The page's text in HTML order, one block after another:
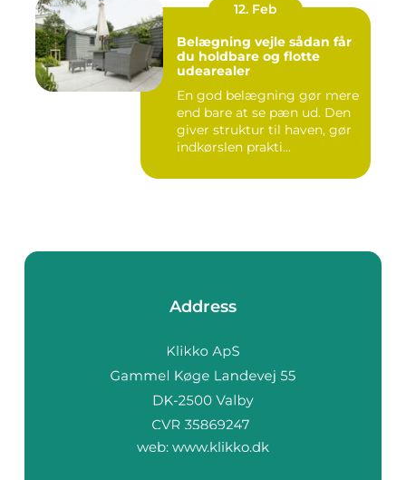
12. Feb
Belægning vejle sådan får
du holdbare og flotte
udearealer
En god belægning gør mere
end bare at se pæn ud. Den
giver struktur til haven, gør
indkørslen prakti...
Address
web: www.klikko.dk